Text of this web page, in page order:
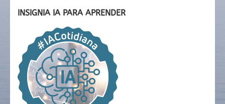
INSIGNIA IA PARA APRENDER